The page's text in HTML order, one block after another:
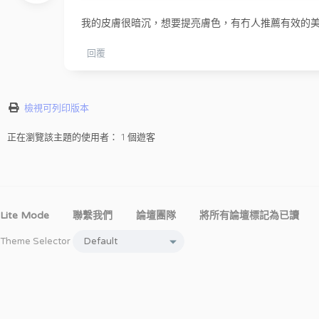
我的皮膚很暗沉，想要提亮膚色，有冇人推薦有效的
回覆
檢視可列印版本
正在瀏覽該主題的使用者： 1 個遊客
Lite Mode 聯繫我們 論壇團隊 將所有論壇標記為已讀
Theme Selector